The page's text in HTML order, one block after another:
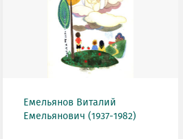
Емельянов Виталий
Емельянович (1937-1982)